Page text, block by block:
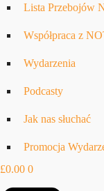
Lista Przebojów
Współpraca z
Wydarzenia
Podcasty
Jak nas słuchać
Promocja
£0.00 0